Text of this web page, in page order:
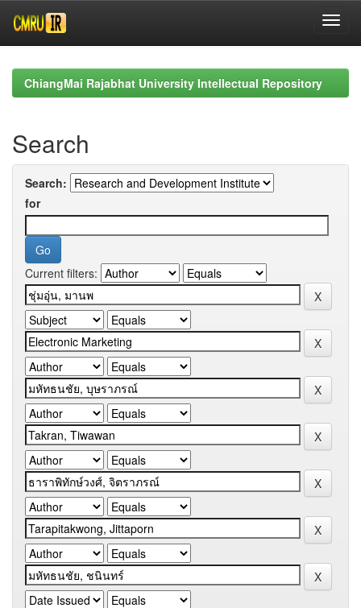
navigationChiangMai Rajabhat University Intellectual Repository
Search
Search:
for
Current filters: